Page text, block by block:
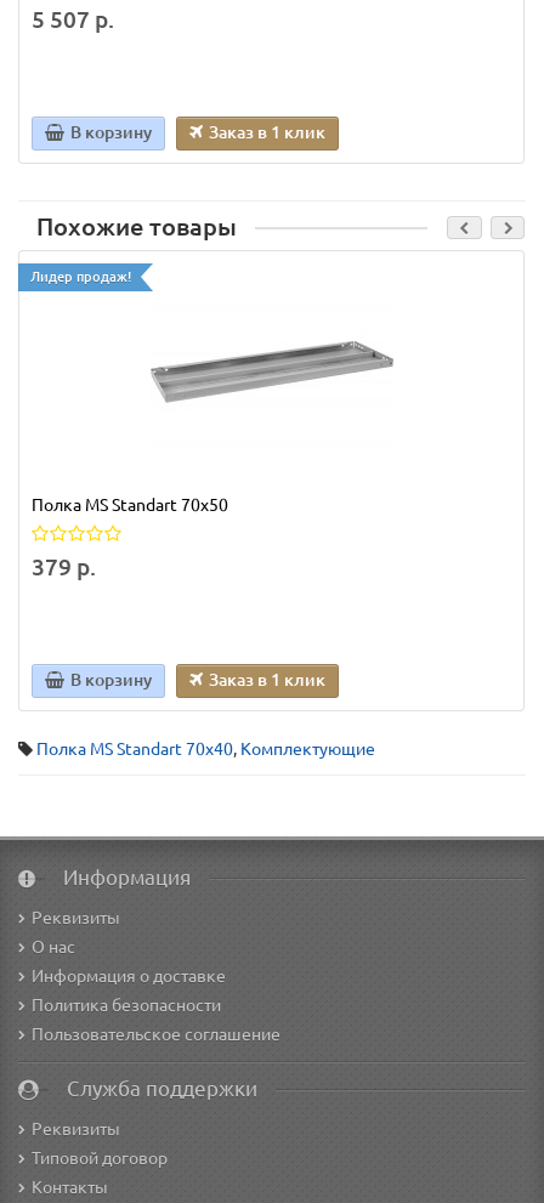
5 507 р.
В корзину Заказ в 1 клик
Похожие товары
Лидер продаж!
Полка MS Standart 70х50
379 р.
В корзину Заказ в 1 клик
Полка MS Standart 70х40, Комплектующие
Информация
Реквизиты
О нас
Информация о доставке
Политика безопасности
Пользовательское соглашение
Служба поддержки
Реквизиты
Типовой договор
Контакты